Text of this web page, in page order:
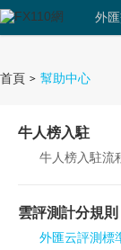
外
首頁 > 幫助中心
牛人榜入駐
牛人榜入駐流
雲評測計分規則
外匯云評測標